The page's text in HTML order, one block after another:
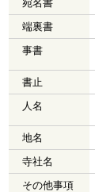
宛名書
端裏書
事書
書止
人名
地名
寺社名
その他事項